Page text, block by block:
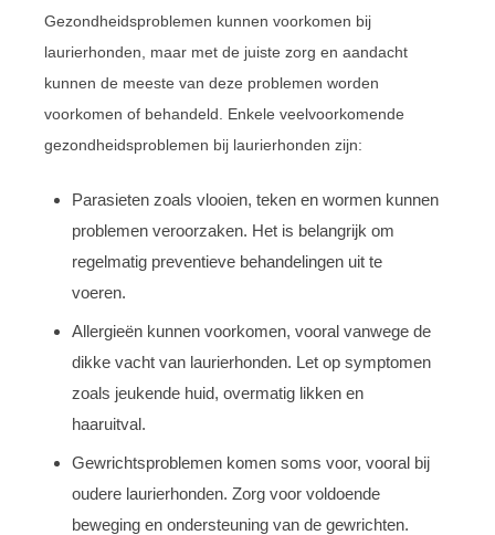
Gezondheidsproblemen kunnen voorkomen bij
laurierhonden, maar met de juiste zorg en aandacht
kunnen de meeste van deze problemen worden
voorkomen of behandeld. Enkele veelvoorkomende
gezondheidsproblemen bij laurierhonden zijn:
Parasieten zoals vlooien, teken en wormen kunnen
problemen veroorzaken. Het is belangrijk om
regelmatig preventieve behandelingen uit te
voeren.
Allergieën kunnen voorkomen, vooral vanwege de
dikke vacht van laurierhonden. Let op symptomen
zoals jeukende huid, overmatig likken en
haaruitval.
Gewrichtsproblemen komen soms voor, vooral bij
oudere laurierhonden. Zorg voor voldoende
beweging en ondersteuning van de gewrichten.